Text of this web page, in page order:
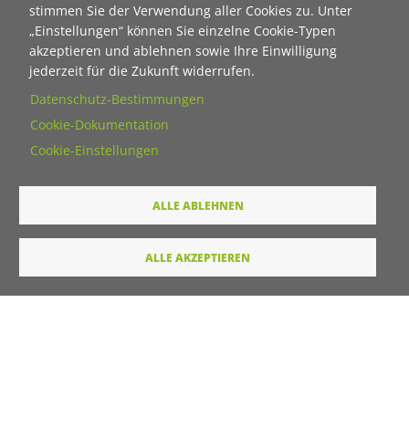
stimmen Sie der Verwendung aller Cookies zu. Unter
„Einstellungen“ können Sie einzelne Cookie-Typen
akzeptieren und ablehnen sowie Ihre Einwilligung
jederzeit für die Zukunft widerrufen.
Datenschutz-Bestimmungen
Cookie-Dokumentation
Cookie-Einstellungen
ALLE ABLEHNEN
ALLE AKZEPTIEREN
Nachname
E-Mail
Ihre Daten werden von unserer Stiftung elektronisch
verarbeitet und gespeichert. Hier finden Sie unsere